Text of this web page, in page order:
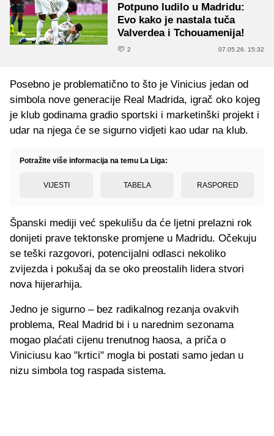
Potpuno ludilo u Madridu:
Evo kako je nastala tuča
Valverdea i Tchouamenija!
2 07.05.26. 15:32
Posebno je problematično to što je Vinicius jedan od
simbola nove generacije Real Madrida, igrač oko kojeg
je klub godinama gradio sportski i marketinški projekt i
udar na njega će se sigurno vidjeti kao udar na klub.
Potražite više informacija na temu La Liga:
VIJESTI TABELA RASPORED
Španski mediji već spekulišu da će ljetni prelazni rok
donijeti prave tektonske promjene u Madridu. Očekuju
se teški razgovori, potencijalni odlasci nekoliko
zvijezda i pokušaj da se oko preostalih lidera stvori
nova hijerarhija.
Jedno je sigurno – bez radikalnog rezanja ovakvih
problema, Real Madrid bi i u narednim sezonama
mogao plaćati cijenu trenutnog haosa, a priča o
Viniciusu kao "krtici" mogla bi postati samo jedan u
nizu simbola tog raspada sistema.